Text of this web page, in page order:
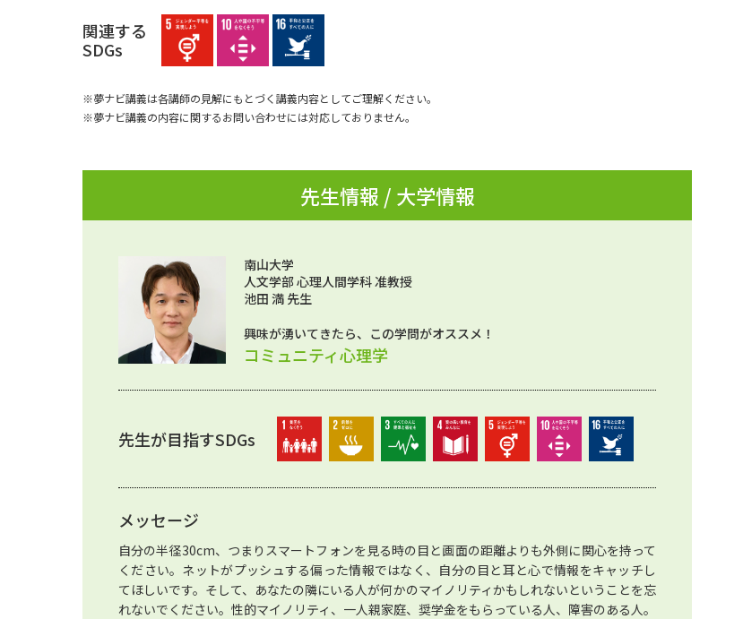
関連する
SDGs
※夢ナビ講義は各講師の見解にもとづく講義内容としてご理解ください。
※夢ナビ講義の内容に関するお問い合わせには対応しておりません。
先生情報 / 大学情報
南山大学
人文学部 心理人間学科 准教授
池田 満 先生
興味が湧いてきたら、この学問がオススメ！
コミュニティ心理学
先生が目指すSDGs
メッセージ
自分の半径30cm、つまりスマートフォンを見る時の目と画面の距離よりも外側に関心を持って
ください。ネットがプッシュする偏った情報ではなく、自分の目と耳と心で情報をキャッチし
てほしいです。そして、あなたの隣にいる人が何かのマイノリティかもしれないということを忘
れないでください。性的マイノリティ、一人親家庭、奨学金をもらっている人、障害のある人。